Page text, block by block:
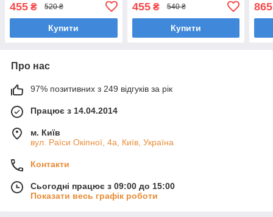
455 ₴ 520 ₴
Купити
455₴ 540 ₴
Купити
865
Про нас
97% позитивних з 249 відгуків за рік
Працює з 14.04.2014
м. Київ
вул. Раїси Окіпної, 4а, Київ, Україна
Контакти
Сьогодні працює з 09:00 до 15:00
Показати весь графік роботи